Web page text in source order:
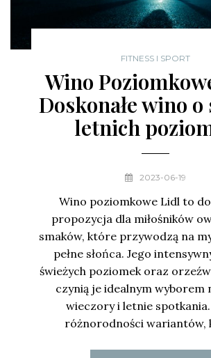
FITNESS I SPORT
Wino
Doskonałe wino
letnich
2023-06-19
Wino poziomkowe Lidl to
propozycja dla miłośników
smaków, które przywodzą na
pełne słońca. Jego
świeżych poziomek oraz
czynią je idealnym wyborem
wieczory i letnie
różnorodności wariantów,